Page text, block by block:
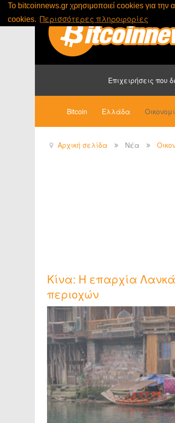
To bitcoinnews.gr χρησιμοποιεί cookies για την
cookies. Περισσότερες πληροφορίες
Επιχειρήσεις που
Bitcoin Ελλάδα
Αρχική σελίδα Νέα
Κίνα: Η επαρχία
περιοχών